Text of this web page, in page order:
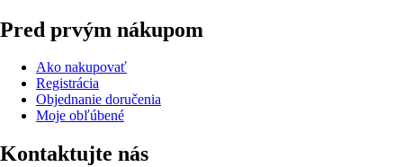
Pred prvým nákupom
Ako nakupovať
Registrácia
Objednanie doručenia
Moje obľúbené
Kontaktujte nás